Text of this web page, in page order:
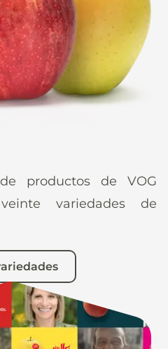
productos de VOG
variedades de